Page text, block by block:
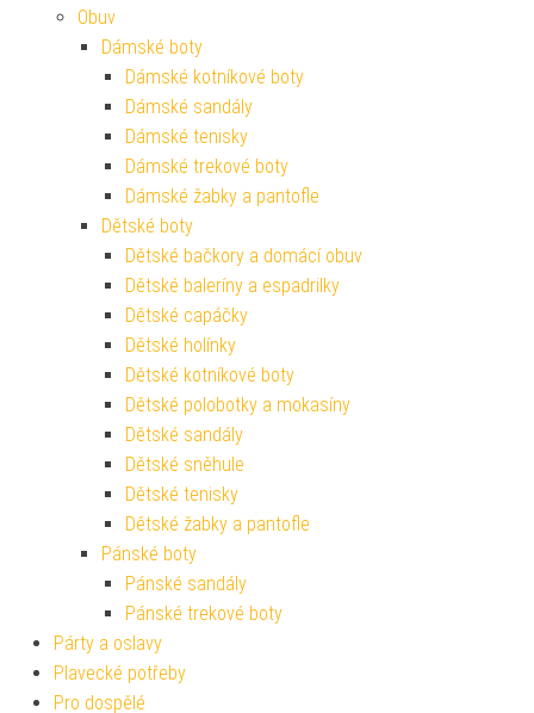
Obuv
Dámské boty
Dámské kotníkové boty
Dámské sandály
Dámské tenisky
Dámské trekové boty
Dámské žabky a pantofle
Dětské boty
Dětské bačkory a domácí obuv
Dětské baleríny a espadrilky
Dětské capáčky
Dětské holínky
Dětské kotníkové boty
Dětské polobotky a mokasíny
Dětské sandály
Dětské sněhule
Dětské tenisky
Dětské žabky a pantofle
Pánské boty
Pánské sandály
Pánské trekové boty
Párty a oslavy
Plavecké potřeby
Pro dospělé